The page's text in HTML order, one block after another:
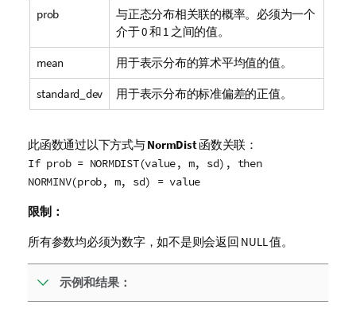
prob
与正态分布相关联的概率。必须为一个
介于 0 和 1 之间的值。
mean 用于表示分布的算术平均值的值。
standard_dev 用于表示分布的标准偏差的正值。
此函数通过以下方式与NormDist函数关联：
If prob = NORMDIST(value, m, sd), then
NORMINV(prob, m, sd) = value
限制：
所有参数均必须为数字，如不是则会返回 NULL值。
示例和结果：